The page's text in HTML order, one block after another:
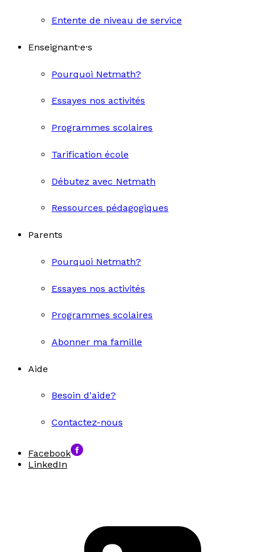
Entente de niveau de service
Enseignant·e·s
Pourquoi Netmath?
Essayes nos activités
Programmes scolaires
Tarification école
Débutez avec Netmath
Ressources pédagogiques
Parents
Pourquoi Netmath?
Essayes nos activités
Programmes scolaires
Abonner ma famille
Aide
Besoin d'aide?
Contactez-nous
Facebook
LinkedIn